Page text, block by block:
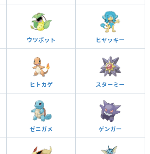
ウツボット ヒヤッキー
ヒトカゲ スターミー
ゼニガメ ゲンガー